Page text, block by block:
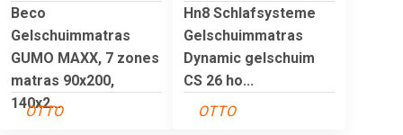
Beco
Gelschuimmatras
GUMO MAXX, 7 zones
matras 90x200,
140x2...
OTTO
Hn8 Schlafsysteme
Gelschuimmatras
Dynamic gelschuim
CS 26 ho...
OTTO